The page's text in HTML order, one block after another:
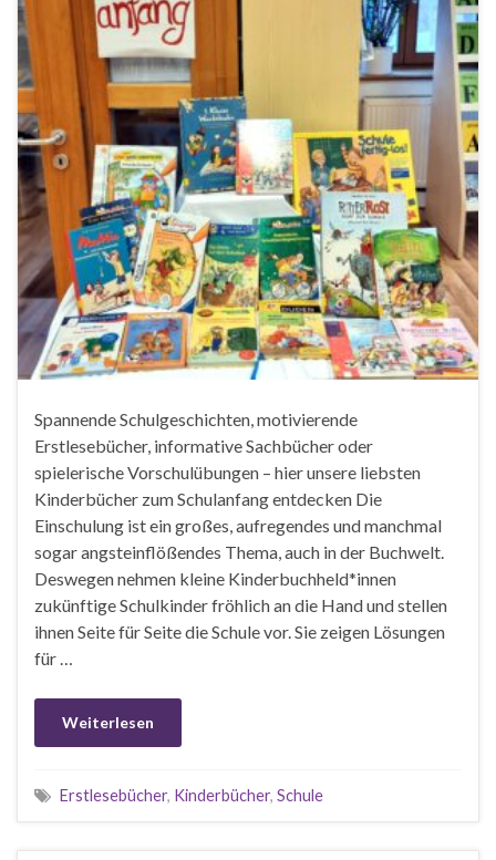
Spannende Schulgeschichten, motivierende
Erstlesebücher, informative Sachbücher oder
spielerische Vorschulübungen – hier unsere liebsten
Kinderbücher zum Schulanfang entdecken Die
Einschulung ist ein großes, aufregendes und manchmal
sogar angsteinflößendes Thema, auch in der Buchwelt.
Deswegen nehmen kleine Kinderbuchheld*innen
zukünftige Schulkinder fröhlich an die Hand und stellen
ihnen Seite für Seite die Schule vor. Sie zeigen Lösungen
für …
Weiterlesen
Erstlesebücher, Kinderbücher, Schule